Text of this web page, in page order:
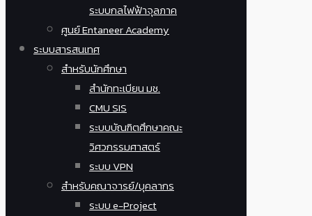
ระบบกลไฟฟ้าจุลภาค
ศูนย์ Entaneer Academy
ระบบสารสนเทศ
สำหรับนักศึกษา
สำนักทะเบียน มช.
CMU SIS
ระบบบัณฑิตศึกษาคณะ
วิศวกรรมศาสตร์
ระบบ VPN
สำหรับคณาจารย์/บุคลากร
ระบบ e-Project